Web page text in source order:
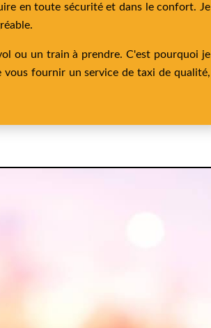
en toute sécurité et dans le confort. Je
ou un train à prendre. C'est pourquoi je
fournir un service de taxi de qualité,